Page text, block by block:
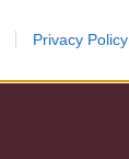
Privacy Policy